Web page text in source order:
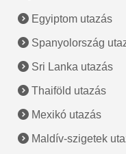
Egyiptom utazás
Spanyolország
Sri Lanka utazás
Thaiföld utazás
Mexikó utazás
Maldív-szigetek